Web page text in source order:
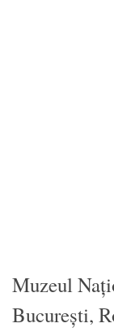
Muzeul
București,